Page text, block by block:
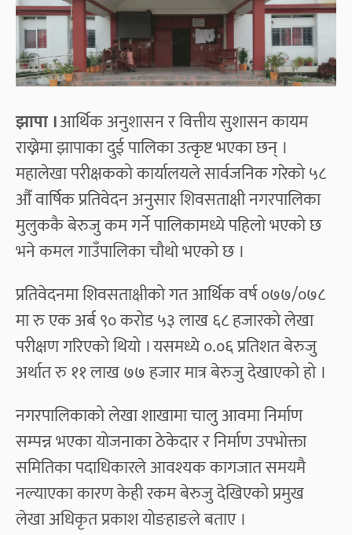
झापा ।आर्थिक अनुशासन र वित्तीय सुशासन कायम
राख्नेमा झापाका दुई पालिका उत्कृष्ट भएका छन् ।
महालेखा परीक्षकको कार्यालयले सार्वजनिक गरेको ५८
औँ वार्षिक प्रतिवेदन अनुसार शिवसताक्षी नगरपालिका
मुलुककै बेरुजु कम गर्ने पालिकामध्ये पहिलो भएको छ
भने कमल गाउँपालिका चौथो भएको छ ।
प्रतिवेदनमा शिवसताक्षीको गत आर्थिक वर्ष ०७७/०७८
मा रु एक अर्ब ९० करोड ५३ लाख ६८ हजारको लेखा
परीक्षण गरिएको थियो । यसमध्ये ०.०६ प्रतिशत बेरुजु
अर्थात रु ११ लाख ७७ हजार मात्र बेरुजु देखाएको हो ।
नगरपालिकाको लेखा शाखामा चालु आवमा निर्माण
सम्पन्न भएका योजनाका ठेकेदार र निर्माण उपभोक्ता
समितिका पदाधिकारले आवश्यक कागजात समयमै
नल्याएका कारण केही रकम बेरुजु देखिएको प्रमुख
लेखा अधिकृत प्रकाश योङहाङले बताए ।